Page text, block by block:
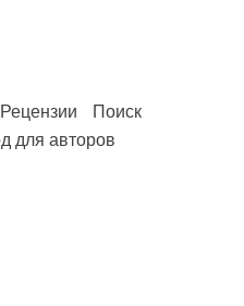
Рецензии
Поиск
для авторов